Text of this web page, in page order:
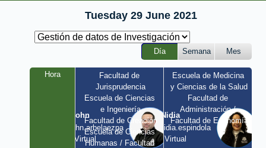
Tuesday 29 June 2021
Día Semana Mes
Hora
John
john.arbelaezpa
/ Virtual
Facultad de
Jurisprudencia
Escuela de Ciencias
e Ingeniería
Facultad de Creación
Escuela de Ciencias
Humanas / Facultad
Nidia
nidia.espindola
/ Virtual
Escuela de Medicina
y Ciencias de la Salud
Facultad de
Administración /
Facultad de Economía